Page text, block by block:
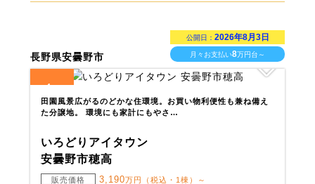
長野県安曇野市
公開日： 2026年8月3日
月々お支払い8万円台～
4
田園風景広がるのどかな住環境。お買い物利便性も兼ね備え
た分譲地。 環境にも家計にもやさ…
いろどりアイタウン
安曇野市穂高
販売価格 3,190万円（税込・1棟）～